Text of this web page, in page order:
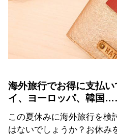
海外旅行でお得に支払
イ、ヨーロッパ、韓国
この夏休みに海外旅行を検
はないでしょうか？お休み